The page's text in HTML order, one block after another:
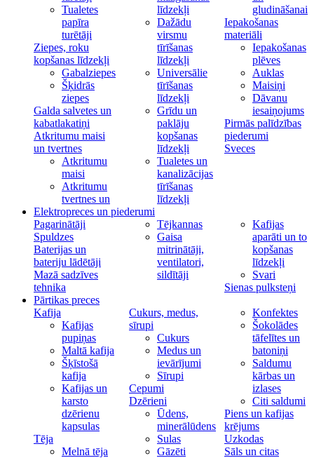
Tualetes
papīra
turētāji
Ziepes, roku
kopšanas līdzekļi
Gabalziepes
Šķidrās
ziepes
Galda salvetes un
kabatlakatiņi
Atkritumu maisi
un tvertnes
Atkritumu
maisi
Atkritumu
tvertnes un
līdzekļi
Dažādu
virsmu
tīrīšanas
līdzekļi
Universālie
tīrīšanas
līdzekļi
Grīdu un
paklāju
kopšanas
līdzekļi
Tualetes un
kanalizācijas
tīrīšanas
līdzekļi
gludināšanai
Iepakošanas
materiāli
Iepakošanas
plēves
Auklas
Maisiņi
Dāvanu
iesaiņojums
Pirmās palīdzības
piederumi
Sveces
Elektropreces un piederumi
Pagarinātāji
Spuldzes
Baterijas un
bateriju lādētāji
Mazā sadzīves
tehnika
Tējkannas
Gaisa
mitrinātāji,
ventilatori,
sildītāji
Kafijas
aparāti un to
kopšanas
līdzekļi
Svari
Sienas pulksteņi
Pārtikas preces
Kafija
Kafijas
pupiņas
Maltā kafija
Šķīstošā
kafija
Kafijas un
karsto
dzērienu
kapsulas
Tēja
Melnā tēja
Cukurs, medus,
sīrupi
Cukurs
Medus un
ievārījumi
Sīrupi
Cepumi
Dzērieni
Ūdens,
minerālūdens
Sulas
Gāzēti
Konfektes
Šokolādes
tāfelītes un
batoniņi
Saldumu
kārbas un
izlases
Citi saldumi
Piens un kafijas
krējums
Uzkodas
Sāls un citas